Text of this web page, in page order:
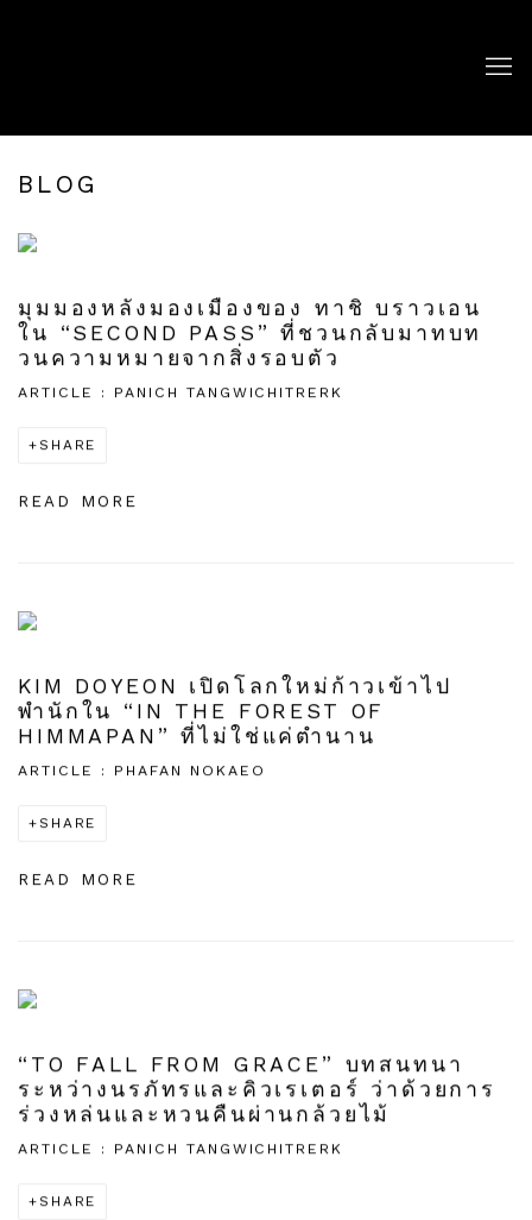
BLOG
มุมมองหลังมองเมืองของ ทาชิ บราวเอน
ใน “SECOND PASS” ที่ชวนกลับมาทบท
วนความหมายจากสิ่งรอบตัว
ARTICLE : PANICH TANGWICHITRERK
SHARE
READ MORE
KIM DOYEON เปิดโลกใหม่ก้าวเข้าไป
พำนักใน “IN THE FOREST OF
HIMMAPAN” ที่ไม่ใช่แค่ตำนาน
ARTICLE : PHAFAN NOKAEO
SHARE
READ MORE
“TO FALL FROM GRACE” บทสนทนา
ระหว่างนรภัทรและคิวเรเตอร์ ว่าด้วยการ
ร่วงหล่นและหวนคืนผ่านกล้วยไม้
ARTICLE : PANICH TANGWICHITRERK
SHARE